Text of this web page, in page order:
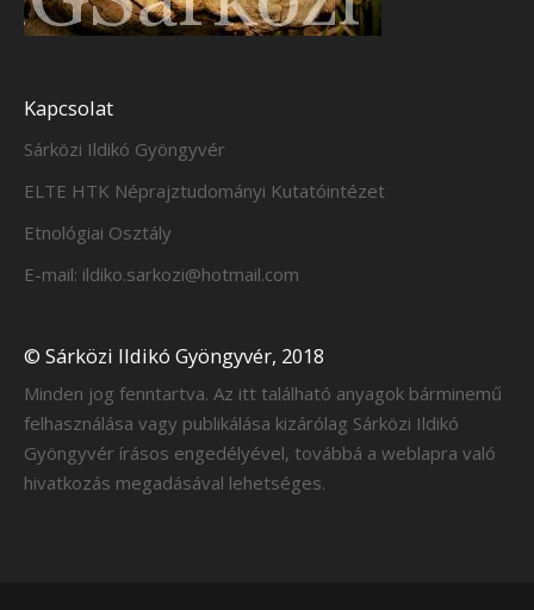
Kapcsolat
Sárközi Ildikó Gyöngyvér
ELTE HTK Néprajztudományi Kutatóintézet
Etnológiai Osztály
E-mail: ildiko.sarkozi@hotmail.com
© Sárközi Ildikó Gyöngyvér, 2018
Minden jog fenntartva. Az itt található anyagok bárminemű
felhasználása vagy publikálása kizárólag Sárközi Ildikó
Gyöngyvér írásos engedélyével, továbbá a weblapra való
hivatkozás megadásával lehetséges.